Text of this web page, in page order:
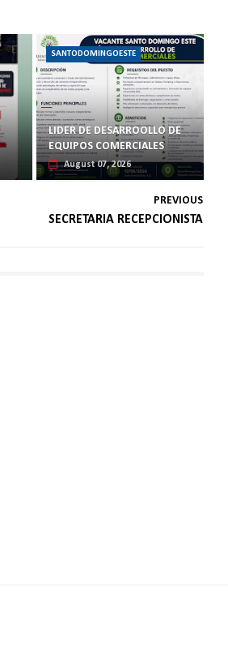
SANTODOMINGOESTE
LIDER DE DESARROOLLO DE
EQUIPOS COMERCIALES
August 07, 2026
PREVIOUS
SECRETARIA RECEPCIONISTA